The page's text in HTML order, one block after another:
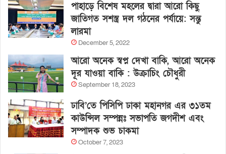
পাহাড়ে বিশেষ মহলের দ্বারা আরো কিছু
জাতিগত সশস্ত্র দল গঠনের পর্যায়ে: সন্তু
লারমা
December 5, 2022
আরো অনেক স্বপ্ন দেখা বাকি, আরো অনেক
দূর যাওয়া বাকি : উক্রাচিং চৌধুরী
September 18, 2023
ঢাবি’তে পিসিপি ঢাকা মহানগর এর ৩১তম
কাউন্সিল সম্পন্নঃ সভাপতি জগদীশ এবং
সম্পাদক শুভ চাকমা
October 7, 2023